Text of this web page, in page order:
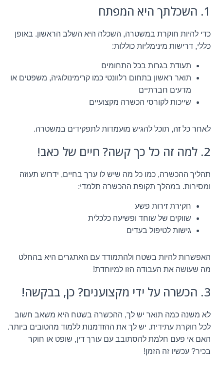
1. השכלתך היא המפתח
כדי להיות חוקרת במשטרה, השכלה היא השלב הראשון. באופן
כללי, דרישות מינימליות כוללות:
תעודת בגרות בכל התחומים
תואר ראשון בתחום רלוונטי כמו קרימינולוגיה, משפטים או
מדעים חברתיים
שייכות לקורסי הכשרה מקצועיים
לאחר כל זה, תוכל להגיש מועמדות לתפקידים במשטרה.
2. למה זה כל כך קשה? חיים של כאב!
תהליך ההכשרה, כמו כל מה שיש לו ערך בחיים, ידרוש תעוזה
ומסירות. במהלך תקופת ההכשרה תלמדי:
חקירת זירות פשע
שווקים של שוחד ופשיעה כלכלית
גישות לטיפול בעדים
האפשרות להיות בשטח ולהתמודד עם האתגרים היא בהחלט
מה שעושה את העבודה הזו למיוחדת!
3. הכשרה על ידי מקצוענים? כן, בבקשה!
לא משנה כמה תואר יש לך, ההכשרה בשטח היא משאב חשוב
לכל חוקרת עתידית. יש לך את ההזדמנות ללמוד מהטובים ביותר.
האם אי פעם חלמת להסתובב עם עורך דין, שופט או חוקר
בכיר? עכשיו זה הזמן!